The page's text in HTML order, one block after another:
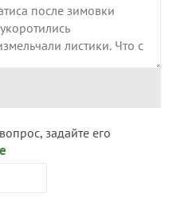
задайте его